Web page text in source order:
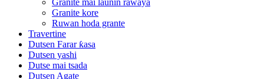
Granite kore
Ruwan hoda grante
Travertine
Dutsen Farar ƙasa
Dutsen yashi
Dutse mai tsada
Dutsen Agate